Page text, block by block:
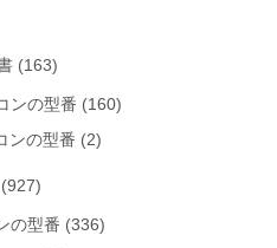
(163)
ンの型番 (160)
ンの型番 (2)
(927)
の型番 (336)